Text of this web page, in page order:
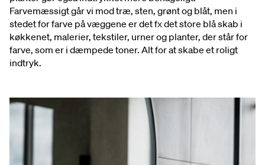
Farvemæssigt går vi mod træ, sten, grønt og blåt, men i
stedet for farve på væggene er det fx det store blå skab i
køkkenet, malerier, tekstiler, urner og planter, der står for
farve, som er i dæmpede toner. Alt for at skabe et roligt
indtryk.